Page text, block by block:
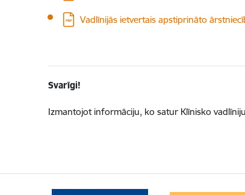
Lejupielādēt:
Vadlīnijās ietvertais apstiprināto
Svarīgi!
Izmantojot informāciju, ko satur Klīnisko